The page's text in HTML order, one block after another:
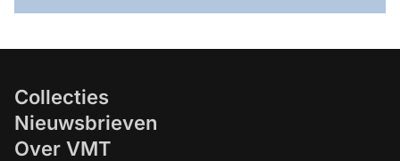
Collecties
Nieuwsbrieven
Over VMT